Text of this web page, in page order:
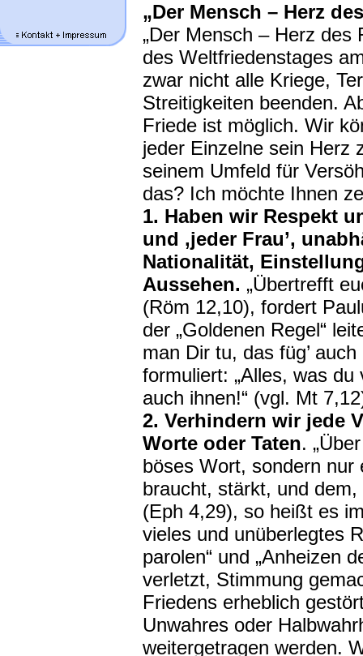
„Der Mensch – Herz
„Der Mensch – Herz des
des Weltfriedenstages
zwar nicht alle Kriege,
Streitigkeiten beenden.
Friede ist möglich. Wir
jeder Einzelne sein Herz
seinem Umfeld für
das? Ich möchte Ihnen
1. Haben wir Respekt
und ‚jeder Frau’,
Nationalität,
Aussehen. „Übertrefft
(Röm 12,10), fordert
der „Goldenen Regel“
man Dir tu, das füg’
formuliert: „Alles, was du
auch ihnen!“ (vgl. Mt
2. Verhindern wir jede
Worte oder Taten.
böses Wort, sondern
braucht, stärkt, und
(Eph 4,29), so heißt es
vieles und unüberlegtes
parolen“ und „Anheizen
verletzt, Stimmung
Friedens erheblich
Unwahres oder
weitergetragen werden.